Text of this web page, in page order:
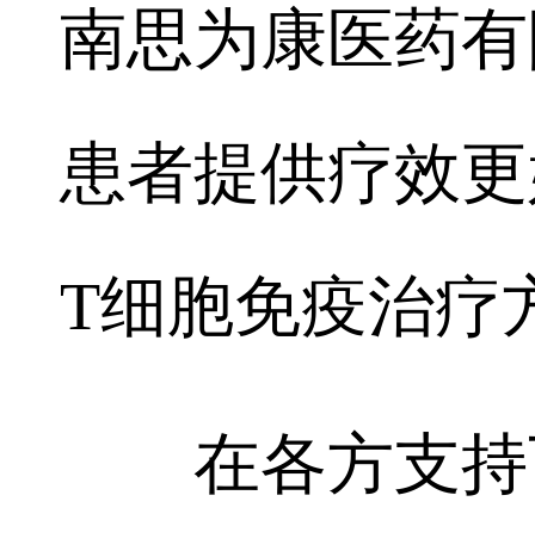
南思为康医药
患者提供疗效
T细胞免疫治疗
在各方支持